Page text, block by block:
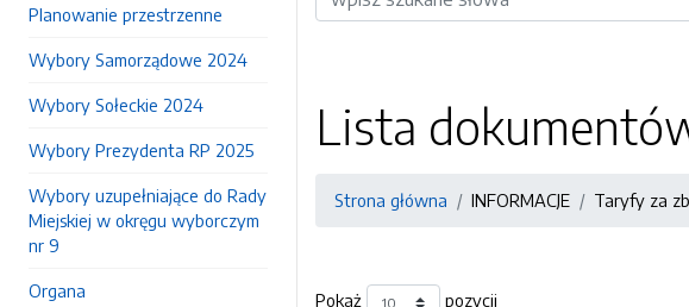
Planowanie przestrzenne
Wybory Samorządowe 2024
Wybory Sołeckie 2024
Wybory Prezydenta RP 2025
Wybory uzupełniające do Rady
Miejskiej w okręgu wyborczym
nr 9
Organa
Lista
Strona główna INFORMACJE Taryfy za
Pokaż pozycji